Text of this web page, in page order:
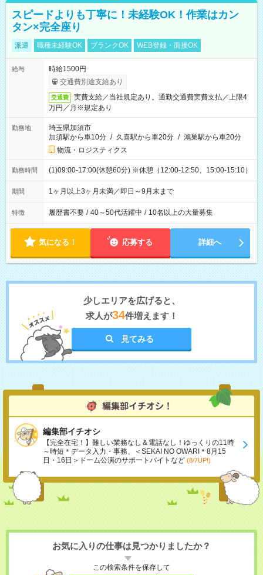
スピードよりも丁寧に！未経験OK！作業はカン
タン×完全座り
派遣 職種未経験OK ブランクOK WEB登録・面接OK
給与
時給1500円
交通費別途支給あり
交通費
実費支給／当社規定あり。通勤交通費実費支払／上限4
万円／月※規定あり
勤務地
埼玉県加須市
加須駅から車10分 / 久喜駅から車20分 / 鴻巣駅から車20分
物流・ロジスティクス
勤務時間 (1)09:00-17:00(休憩60分) ※休憩（12:00-12:50、15:00-15:10）
期間 1ヶ月以上3ヶ月未満／即日～9月末まで
特徴 履歴書不要 / 40～50代活躍中 / 10名以上の大量募集
気になる！ 応募する 詳細へ
少しエリアを広げると、
求人が34件増えます！
見てみる
編集部イチオシ
【完全在宅！】難しい業務なし＆電話なし！ゆっくりの11時
～時短＊データ入力・事務、＜SEKAI NO OWARI＊8月15
日・16日＞ドーム公演のサポートバイトなど (8/7UP!)
お気に入りの仕事は見つかりましたか？
この検索条件を保存して